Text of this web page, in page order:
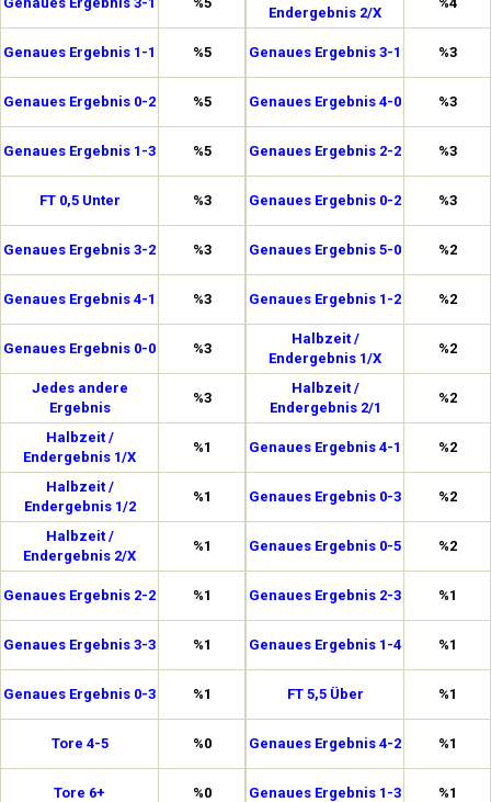
Genaues Ergebnis 1-1 %5
Genaues Ergebnis 0-2 %5
Genaues Ergebnis 1-3 %5
FT 0,5 Unter %3
Genaues Ergebnis 3-2 %3
Genaues Ergebnis 4-1 %3
Genaues Ergebnis 0-0 %3
Jedes andere
Ergebnis
%3
Halbzeit /
Endergebnis 1/X
%1
Halbzeit /
Endergebnis 1/2
%1
Halbzeit /
Endergebnis 2/X
%1
Genaues Ergebnis 2-2 %1
Genaues Ergebnis 3-3 %1
Genaues Ergebnis 0-3 %1
Tore 4-5 %0
Tore 6+ %0
Endergebnis 2/X
Genaues Ergebnis 3-1 %3
Genaues Ergebnis 4-0 %3
Genaues Ergebnis 2-2 %3
Genaues Ergebnis 0-2 %3
Genaues Ergebnis 5-0 %2
Genaues Ergebnis 1-2 %2
Halbzeit /
Endergebnis 1/X
%2
Halbzeit /
Endergebnis 2/1
%2
Genaues Ergebnis 4-1 %2
Genaues Ergebnis 0-3 %2
Genaues Ergebnis 0-5 %2
Genaues Ergebnis 2-3 %1
Genaues Ergebnis 1-4 %1
FT 5,5 Über %1
Genaues Ergebnis 4-2 %1
Genaues Ergebnis 1-3 %1